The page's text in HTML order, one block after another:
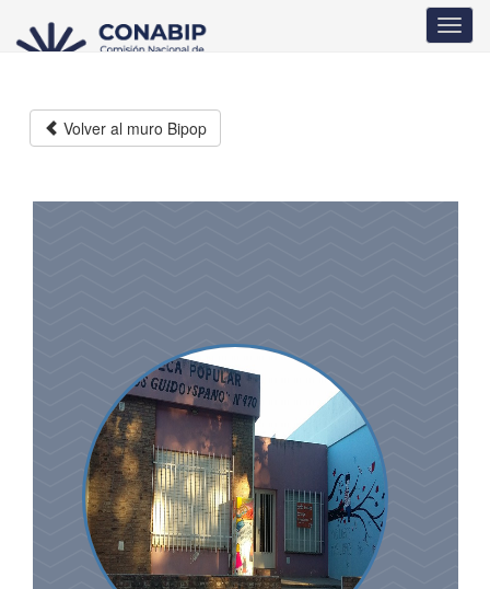
contenido
Volver al muro Bipop